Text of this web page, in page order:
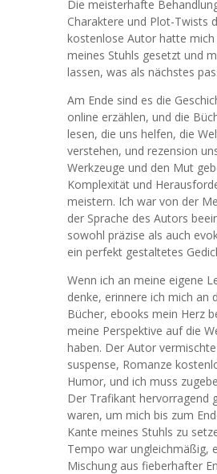
Die meisterhafte
Charaktere und Plot-Twists
kostenlose Autor hatte
meines Stuhls gesetzt und
lassen, was als nächstes
Am Ende sind es die
online erzählen, und die
lesen, die uns helfen, die
verstehen, und rezension
Werkzeuge und den Mut
Komplexität und
meistern. Ich war von der
der Sprache des Autors
sowohl präzise als auch
ein perfekt gestaltetes
Wenn ich an meine eigene
denke, erinnere ich mich an
Bücher, ebooks mein Herz
meine Perspektive auf die
haben. Der Autor
suspense, Romanze
Humor, und ich muss
Der Trafikant hervorragend
waren, um mich bis zum
Kante meines Stuhls zu
Tempo war ungleichmäßig,
Mischung aus fieberhafter